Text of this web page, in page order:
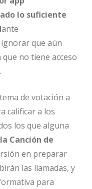
lo suficiente
ante
que aún
no tiene acceso
de votación a
calificar a los
los que alguna
Canción de
en preparar
las llamadas, y
para